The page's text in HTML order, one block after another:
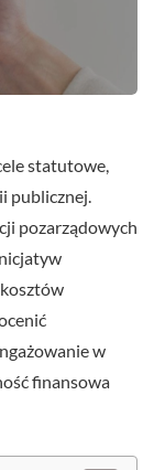
statutowe,
publicznej.
pozarządowych
w
finansowa